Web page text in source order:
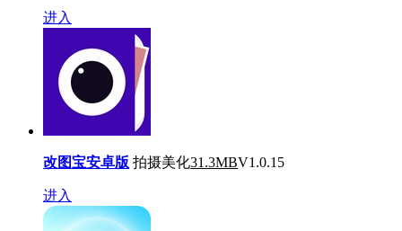
进入
改图宝安卓版 拍摄美化31.3MBV1.0.15
进入